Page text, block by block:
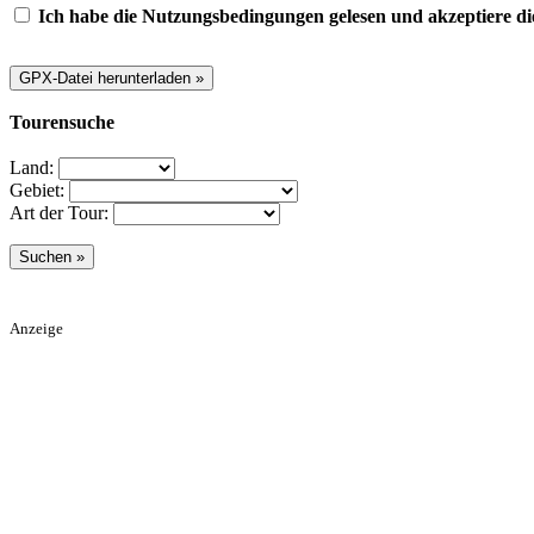
Ich habe die Nutzungsbedingungen gelesen und akzeptiere
Tourensuche
Land:
Gebiet:
Art der Tour:
Anzeige